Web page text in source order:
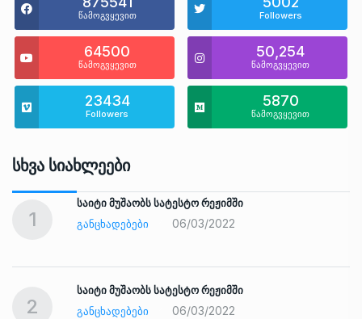
წამოგვყევით Followers
64500
წამოგვყევით
50,254
წამოგვყევით
23434
Followers
5870
წამოგვყევით
Სხვა Სიახლეები
1
საიტი მუშაობს სატესტო რეჟიმში
ᲒᲐᲜᲪᲮᲐᲓᲔᲑᲔᲑᲘ
06/03/2022
2
საიტი მუშაობს სატესტო რეჟიმში
ᲒᲐᲜᲪᲮᲐᲓᲔᲑᲔᲑᲘ
06/03/2022